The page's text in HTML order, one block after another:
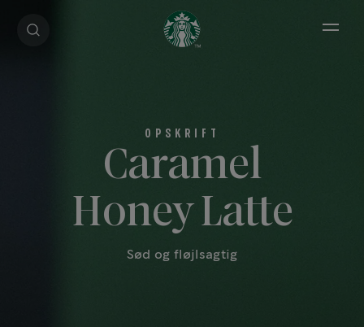
Open
Caramel
Honey Latte
Sød og fløjlsagtig